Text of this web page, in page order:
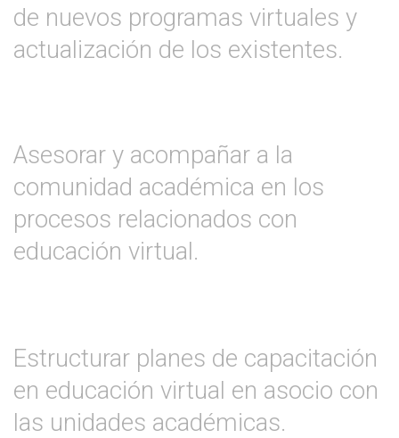
de nuevos programas virtuales y
actualización de los existentes.
Asesorar y acompañar a la
comunidad académica en los
procesos relacionados con
educación virtual.
Estructurar planes de capacitación
en educación virtual en asocio con
las unidades académicas.